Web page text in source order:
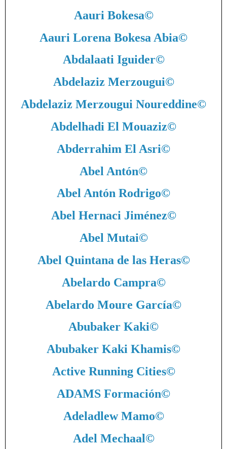
Aauri Bokesa©
Aauri Lorena Bokesa Abia©
Abdalaati Iguider©
Abdelaziz Merzougui©
Abdelaziz Merzougui Noureddine©
Abdelhadi El Mouaziz©
Abderrahim El Asri©
Abel Antón©
Abel Antón Rodrigo©
Abel Hernaci Jiménez©
Abel Mutai©
Abel Quintana de las Heras©
Abelardo Campra©
Abelardo Moure García©
Abubaker Kaki©
Abubaker Kaki Khamis©
Active Running Cities©
ADAMS Formación©
Adeladlew Mamo©
Adel Mechaal©